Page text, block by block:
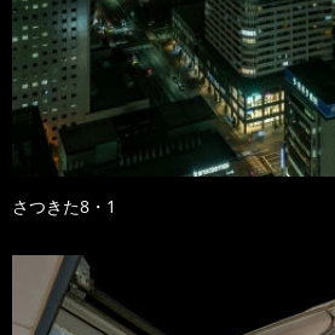
さつきた8・1